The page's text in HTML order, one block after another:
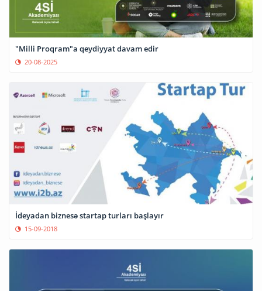
"Milli Proqram"a qeydiyyat davam edir
20-08-2025
İdeyadan biznesə startap turları başlayır
15-09-2018